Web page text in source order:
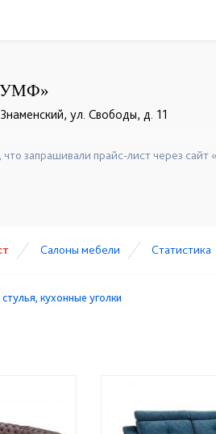
ул. Свободы, д. 11
запрашивали прайс-лист через сайт
Cалоны мебели Статистика
кухонные уголки